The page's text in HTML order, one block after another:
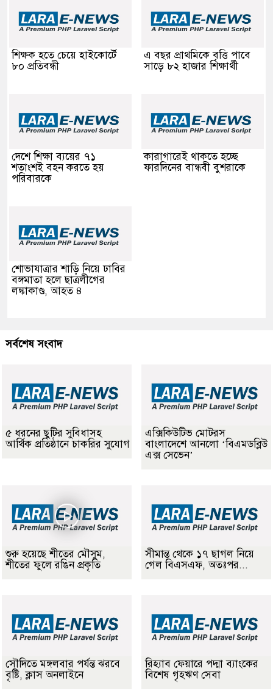
শিক্ষক হতে চেয়ে হাইকোর্টে
৮০ প্রতিবন্ধী
এ বছর প্রাথমিকে বৃত্তি পাবে
সাড়ে ৮২ হাজার শিক্ষার্থী
দেশে শিক্ষা ব্যয়ের ৭১
শতাংশই বহন করতে হয়
পরিবারকে
কারাগারেই থাকতে হচ্ছে
ফারদিনের বান্ধবী বুশরাকে
শোভাযাত্রার শাড়ি নিয়ে ঢাবির
বঙ্গমাতা হলে ছাত্রলীগের
লঙ্কাকাণ্ড, আহত ৪
সর্বশেষ সংবাদ
৫ ধরনের ছুটির সুবিধাসহ
আর্থিক প্রতিষ্ঠানে চাকরির সুযোগ
এক্সিকিউটিভ মোটরস
বাংলাদেশে আনলো ‘বিএমডব্লিউ
এক্স সেভেন’
শুরু হয়েছে শীতের মৌসুম,
শীতের ফুলে রঙিন প্রকৃতি
সীমান্ত থেকে ১৭ ছাগল নিয়ে
গেল বিএসএফ, অতঃপর...
সৌদিতে মঙ্গলবার পর্যন্ত ঝরবে
বৃষ্টি, ক্লাস অনলাইনে
রিহ্যাব ফেয়ারে পদ্মা ব্যাংকের
বিশেষ গৃহঋণ সেবা